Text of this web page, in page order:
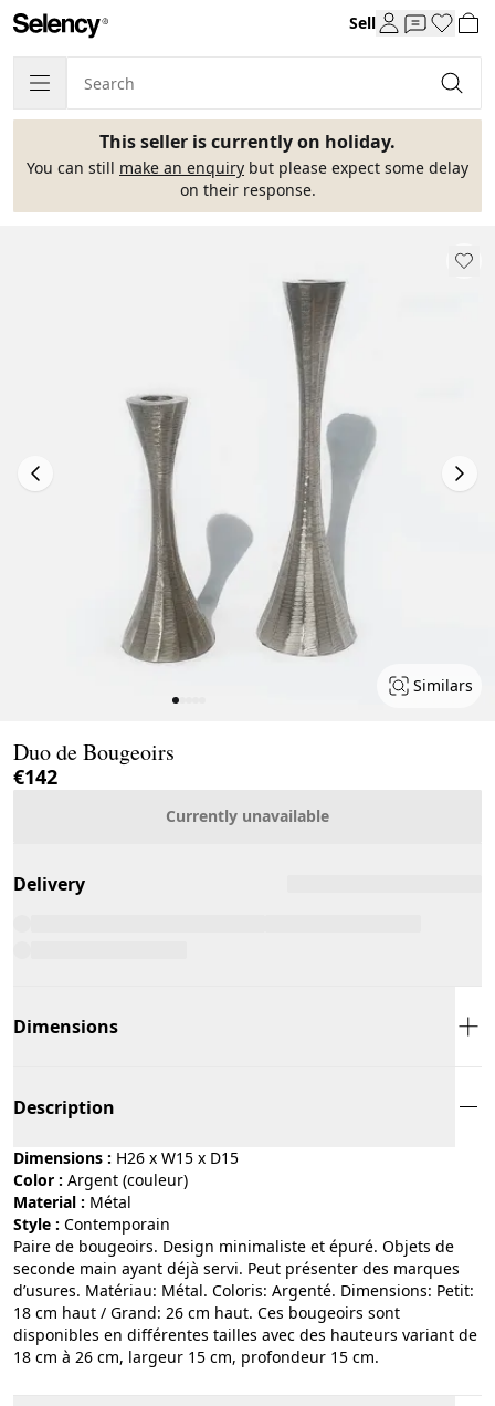
Sell
This seller is currently on holiday.
You can still make an enquiry but please expect some delay
on their response.
Similars
Duo de Bougeoirs
€142
Currently unavailable
Delivery
Dimensions
Description
Dimensions : H26 x W15 x D15
Color :
argent (couleur)
Material :
métal
Style :
contemporain
Paire de bougeoirs. Design minimaliste et épuré. Objets de
seconde main ayant déjà servi. Peut présenter des marques
d’usures. Matériau: Métal. Coloris: Argenté. Dimensions: Petit:
18 cm haut / Grand: 26 cm haut. Ces bougeoirs sont
disponibles en différentes tailles avec des hauteurs variant de
18 cm à 26 cm, largeur 15 cm, profondeur 15 cm.